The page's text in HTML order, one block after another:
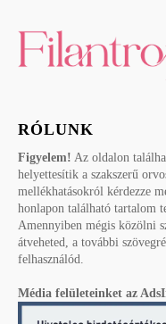
RÓLUNK
Figyelem! Az oldalon
helyettesítik a szakszerű
mellékhatásokról kérdezze
honlapon található tartalom
Amennyiben mégis közölni
átveheted, a további
felhasználód.
Média felületeinket az